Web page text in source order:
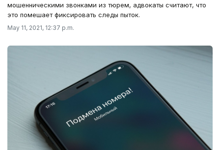
мошенническими звонками из тюрем, адвокаты считают, что
это помешает фиксировать следы пыток.
May 11, 2021, 12:37 p.m.